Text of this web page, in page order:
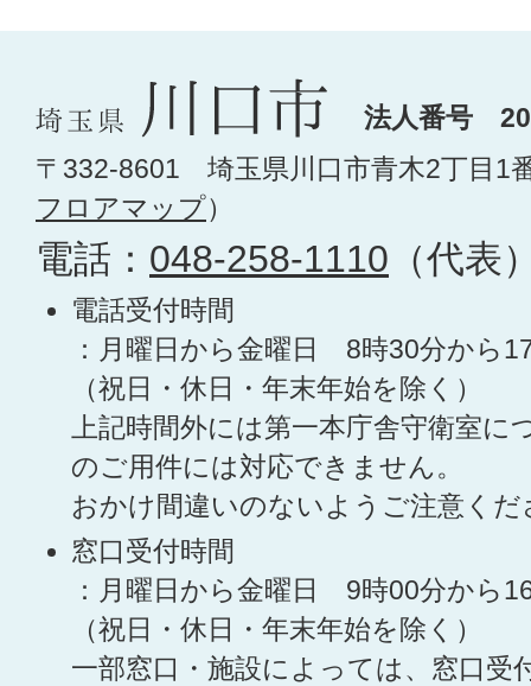
法人番号
〒332-8601 埼玉県川口市青木2丁目1
フロアマップ）
電話： 048-258-1110 （代表
電話受付時間
：月曜日から金曜日 8時30分から
（祝日・休日・年末年始を除く）
上記時間外には第一本庁舎守衛室に
のご用件には対応できません。
おかけ間違いのないようご注意くだ
窓口受付時間
：月曜日から金曜日 9時00分から
（祝日・休日・年末年始を除く）
一部窓口・施設によっては、窓口受